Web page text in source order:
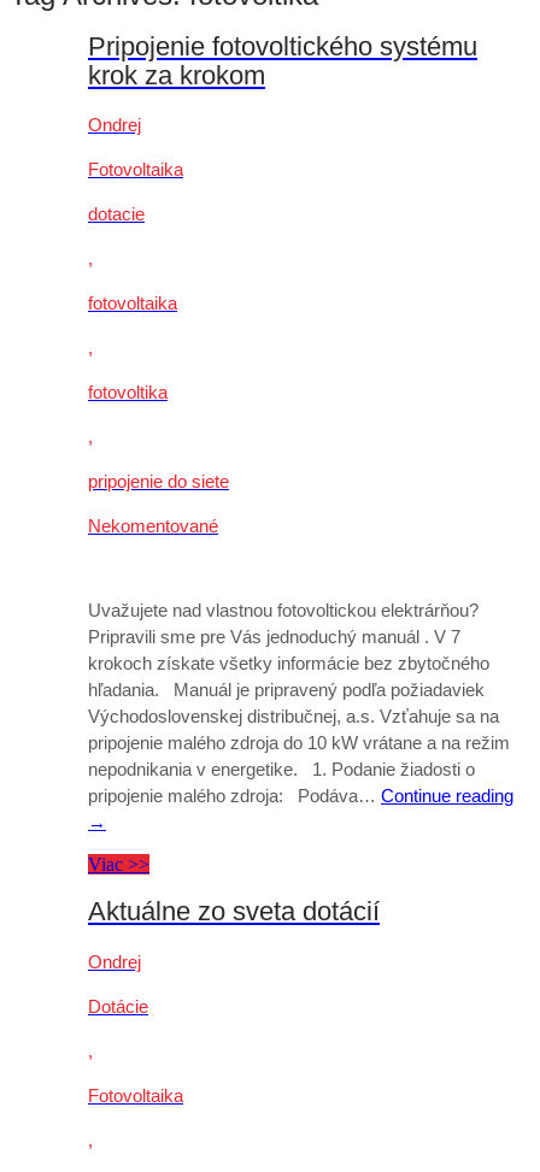
Pripojenie fotovoltického systému
krok za krokom
Ondrej
Fotovoltaika
dotacie
,
fotovoltaika
,
fotovoltika
,
pripojenie do siete
Nekomentované
Uvažujete nad vlastnou fotovoltickou elektrárňou?
Pripravili sme pre Vás jednoduchý manuál . V 7
krokoch získate všetky informácie bez zbytočného
hľadania. Manuál je pripravený podľa požiadaviek
Východoslovenskej distribučnej, a.s. Vzťahuje sa na
pripojenie malého zdroja do 10 kW vrátane a na režim
nepodnikania v energetike. 1. Podanie žiadosti o
pripojenie malého zdroja: Podáva… Continue reading
→
Viac >>
Aktuálne zo sveta dotácií
Ondrej
Dotácie
,
Fotovoltaika
,